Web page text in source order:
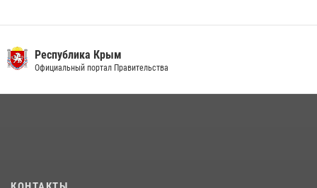
Росгвардейцы Крыма и Севастополя отметили День Крещения Руси
Республика Крым
Официальный портал Правительства